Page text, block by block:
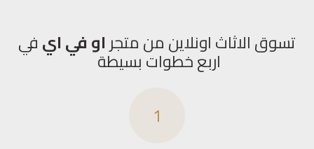
تسوق الاثاث اونلاين من متجراو في ايفي
اربع خطوات بسيطة
1